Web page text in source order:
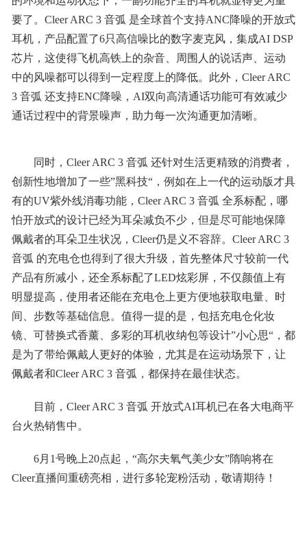
要了。Cleer ARC 3 音弧 是全球首个支持ANC降噪的开放式
耳机，产品配置了6只高信噪比的数字麦克风，集成AI DSP
芯片，这使得飞机高铁上的杂音、周围人的说话声、运动
中的风噪都可以得到一定程度上的降低。此外，Cleer ARC
3 音弧 还支持ENC降噪，AI双向高清通话功能可有效减少
通话过程中的背景噪声，助力每一次沟通更加清晰。
同时，Cleer ARC 3 音弧 还针对生活更精致的消费者，
创新性地增加了一些”黑科技“，例如在上一代的运动版才具
有的UV紫外线消毒功能，Cleer ARC 3 音弧 全系标配，哪
怕开放式的设计已经为耳朵减负不少，但是尽可能地保障
佩戴者的耳朵卫生状况，Cleer仍是义不容辞。Cleer ARC 3
音弧 的充电仓也得到了很大升级，首先整体尺寸较前一代
产品有所减小，还全系标配了LED炫彩屏，不仅颜值上有
明显提高，使用者还能在充电仓上更方便地获取电量、时
间、步数等基础信息。值得一提的是，包括充电仓化妆
镜、可替换式香薰、多彩的耳机收纳包等设计”小心思“，都
是为了带给佩戴人更好的体验，尤其是在运动场景下，让
佩戴者和Cleer ARC 3 音弧，都保持在最佳状态。
目前，Cleer ARC 3 音弧 开放式AI耳机已在各大电商平
台火热销售中。
6月1号晚上20点起，“高尔夫氧气美少女”隋响将在
Cleer直播间重磅亮相，进行多轮宠粉活动，敬请期待！